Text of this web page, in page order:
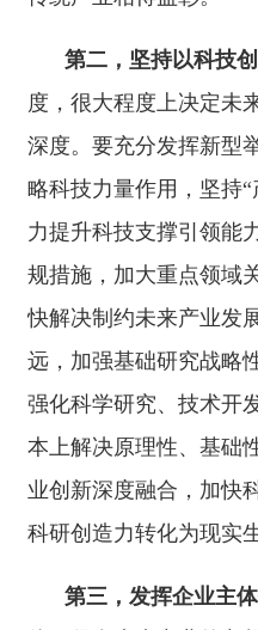
第三，发挥企业主体作
体，很多未来产业的兴起
的。要通过政策引导、机
先、创新能力强的科技领
引领带动产业向前沿和高
科技创新的国家队，也应
要支持中央企业结合主责
增强核心功能，提升核心
供给，培育一大批科技型
业、单项冠军企业、独角
长、市场风险大，政策上